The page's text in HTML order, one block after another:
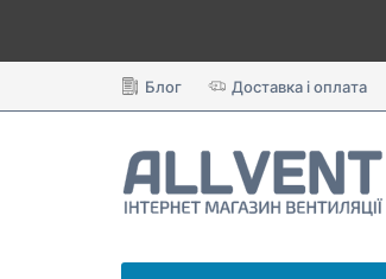
Блог Доставка і оплата